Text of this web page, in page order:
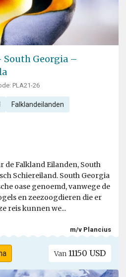
Georgia –
PLA21-26
Falklandeilanden
de Falkland Eilanden, South
Schiereiland. South Georgia
oase genoemd, vanwege de
en zeezoogdieren die er
reis kunnen we...
m/v Plancius
Van 11150 USD